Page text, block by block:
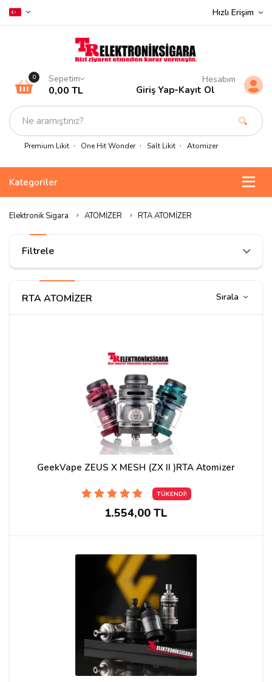
Hızlı Erişim
Premium Likit One Hit Wonder Salt Likit Atomizer
0 Sepetim
0,00 TL
Hesabım
Giriş Yap-Kayıt Ol
Kategoriler
Elektronik Sigara ATOMİZER RTA ATOMİZER
Filtrele
RTA ATOMİZER Sırala
GeekVape ZEUS X MESH (ZX II )RTA Atomizer
TÜKENDİ!
1.554,00 TL